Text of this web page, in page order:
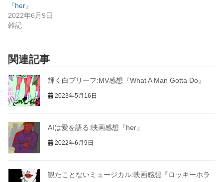
『her』
2022年6月9日
雑記
関連記事
輝く白ブリーフ:MV感想『What A Man Gotta Do』
2023年5月16日
AIは愛を語る:映画感想『her』
2022年6月9日
観たことないミュージカル:映画感想『ロッキーホラ